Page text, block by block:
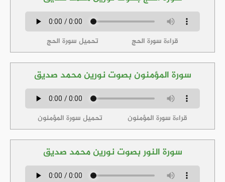
قراءة سورة الحج تحميل سورة الحج
سورة المؤمنون بصوت نورين محمد صديق
قراءة سورة المؤمنون تحميل سورة المؤمنون
سورة النور بصوت نورين محمد صديق